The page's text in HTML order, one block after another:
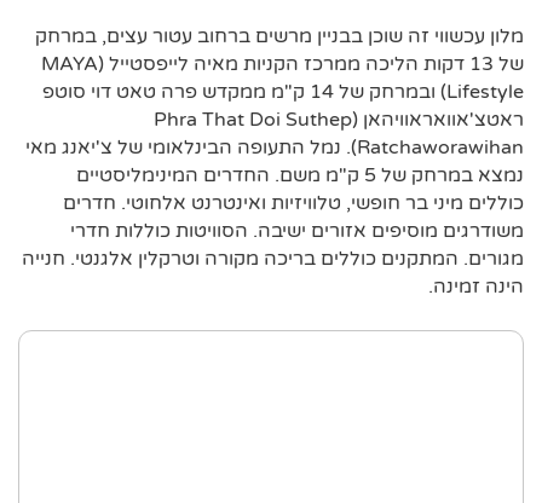
מלון עכשווי זה שוכן בבניין מרשים ברחוב עטור עצים, במרחק
של 13 דקות הליכה ממרכז הקניות מאיה לייפסטייל (MAYA
Lifestyle) ובמרחק של 14 ק"מ ממקדש פרה טאט דוי סוטפ
ראטצ'אוואראוויהאן (Phra That Doi Suthep
Ratchaworawihan). נמל התעופה הבינלאומי של צ'יאנג מאי
נמצא במרחק של 5 ק"מ משם. החדרים המינימליסטיים
כוללים מיני בר חופשי, טלוויזיות ואינטרנט אלחוטי. חדרים
משודרגים מוסיפים אזורים ישיבה. הסוויטות כוללות חדרי
מגורים. המתקנים כוללים בריכה מקורה וטרקלין אלגנטי. חנייה
הינה זמינה.